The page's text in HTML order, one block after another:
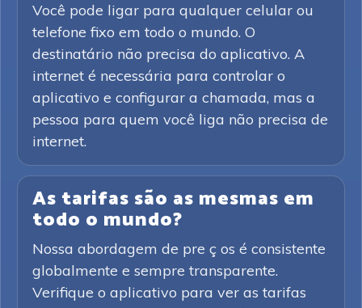
Você pode ligar para qualquer celular ou
telefone fixo em todo o mundo. O
destinatário não precisa do aplicativo. A
internet é necessária para controlar o
aplicativo e configurar a chamada, mas a
pessoa para quem você liga não precisa de
internet.
As tarifas são as mesmas em
todo o mundo?
Nossa abordagem de pre ç os é consistente
globalmente e sempre transparente.
Verifique o aplicativo para ver as tarifas